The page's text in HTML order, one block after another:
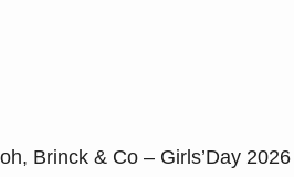
Brinck & Co – Girls’Day